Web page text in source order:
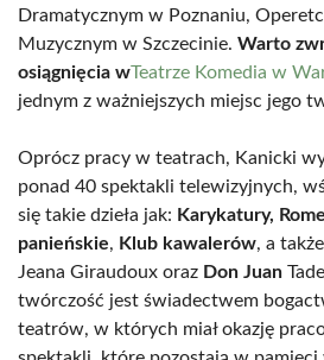
Dramatycznym w Poznaniu,
Muzycznym w Szczecinie. Warto
osiągnięcia wTeatrze Komedia w
jednym z ważniejszych miejsc jego
Oprócz pracy w teatrach, Kanicki
ponad 40 spektakli telewizyjnych,
się takie dzieła jak: Karykatury,
panieńskie, Klub kawalerów, a także
Jeana Giraudoux oraz Don Juan
twórczość jest świadectwem
teatrów, w których miał okazję